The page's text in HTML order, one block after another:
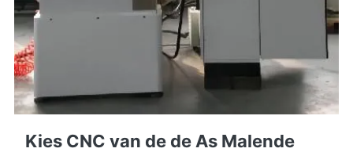
Kies CNC van de de As Malende